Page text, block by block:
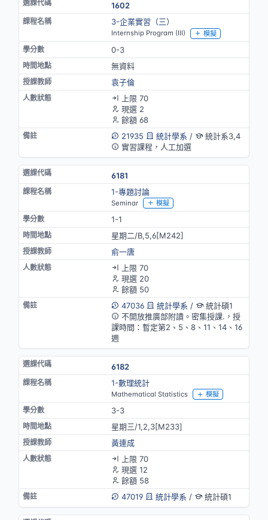
1602
3-企業實習（三）
Internship Program (III) 模擬
0-3
無資料
袁子倫
上限 70
現選 2
餘額 68
21935
統計學系 /
統計系3,4
實習課程，人工加選
6181
1-專題討論
Seminar 模擬
1-1
星期二/B,5,6[M242]
俞一唐
上限 70
現選 20
餘額 50
47036
統計學系 /
統計碩1
不開放推廣部附讀。密集授課.，授
課時間：暫定第2、5、8、11、14、16
週
6182
1-數理統計
Mathematical Statistics 模擬
3-3
星期三/1,2,3[M233]
黃連成
上限 70
現選 12
餘額 58
47019
統計學系 / 統計碩1